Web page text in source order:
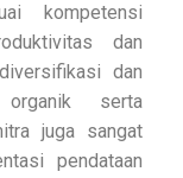
kompetensi
dan
dan
serta
juga sangat
pendataan